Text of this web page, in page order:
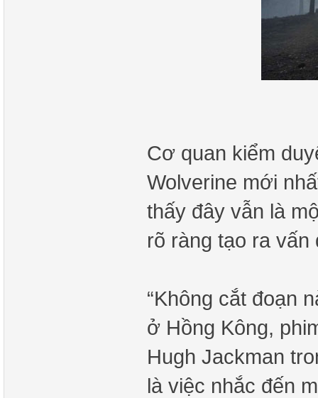
Cơ quan kiểm
Wolverine mới
thấy đây vẫn là
rõ ràng tạo ra
“Không cắt đoạn
ở Hồng Kông,
Hugh Jackman
là việc nhắc đến